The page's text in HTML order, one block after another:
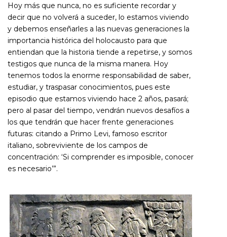
Hoy más que nunca, no es suficiente recordar y
decir que no volverá a suceder, lo estamos viviendo
y debemos enseñarles a las nuevas generaciones la
importancia histórica del holocausto para que
entiendan que la historia tiende a repetirse, y somos
testigos que nunca de la misma manera. Hoy
tenemos todos la enorme responsabilidad de saber,
estudiar, y traspasar conocimientos, pues este
episodio que estamos viviendo hace 2 años, pasará;
pero al pasar del tiempo, vendrán nuevos desafíos a
los que tendrán que hacer frente generaciones
futuras: citando a Primo Levi, famoso escritor
italiano, sobreviviente de los campos de
concentración: ‘Si comprender es imposible, conocer
es necesario’”.